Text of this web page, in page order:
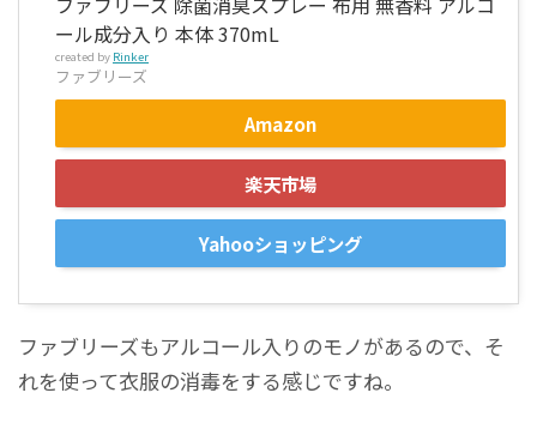
ール成分入り 本体 370mL
created by Rinker
ファブリーズ
Amazon
楽天市場
Yahooショッピング
ファブリーズもアルコール入りのモノがあるので、そ
れを使って衣服の消毒をする感じですね。